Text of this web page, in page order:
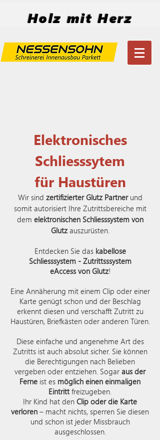
Holz mit Herz
Elektronisches
Schliesssytem
für Haustüren
Wir sind zertifizierter Glutz Partnerund
somit autorisiert Ihre Zutrittsbereiche mit
dem elektronischen Schliesssystem von
Glutzauszurüsten.
Entdecken Sie das kabellose
Schliesssystem - Zutrittsssystem
eAccess von Glutz!
Eine Annäherung mit einem Clip oder einer
Karte genügt schon und der Beschlag
erkennt diesen und verschafft Zutritt zu
Haustüren, Briefkästen oder anderen Türen.
Diese einfache und angenehme Art des
Zutritts ist auch absolut sicher. Sie können
die Berechtigungen nach Belieben
vergeben oder entziehen. Sogar aus der
Ferne ist es möglich einen einmaligen
Eintritt freizugeben.
Ihr Kind hat den Clip oder die Karte
verloren – macht nichts, sperren Sie diesen
und schon ist jeder Missbrauch
ausgeschlossen.